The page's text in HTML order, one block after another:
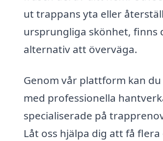
ut trappans yta eller
ursprungliga skönhet, finns
alternativ att överväga.
Genom vår plattform kan
med professionella
specialiserade på
Låt oss hjälpa dig att få